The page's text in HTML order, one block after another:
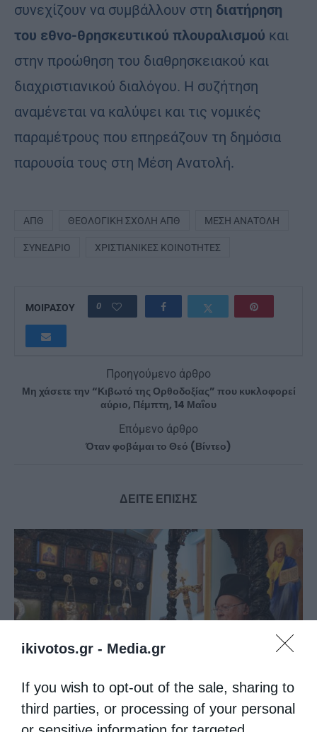
ikivotos.gr - Media.gr
If you wish to opt-out of the sale, sharing to
third parties, or processing of your personal
συνεχίζουν να συμβάλλουν στη διατήρηση
του εθνο-θρησκευτικού πλουραλισμού και
στην προώθηση του διαθρησκειακού και
διαχριστιανικού διαλόγου. Η συζήτηση
αναμένεται να καλύψει και τις νομικές
παραμέτρους που επηρεάζουν τη δημόσια
παρουσία τους στη Μέση Ανατολή.
ΑΠΘ ΘΕΟΛΟΓΙΚΉ ΣΧΟΛΉ ΑΠΘ ΜΈΣΗ ΑΝΑΤΟΛΉ
ΣΥΝΈΔΡΙΟ ΧΡΙΣΤΙΑΝΙΚΈΣ ΚΟΙΝΌΤΗΤΕΣ
ΜΟΙΡΑΣΟΥ 0
Προηγούμενο άρθρο
Μη χάσετε την “Κιβωτό της Ορθοδοξίας” που κυκλοφορεί
αύριο, Πέμπτη, 14 Μαΐου
Επόμενο άρθρο
Όταν φοβάμαι το Θεό (Βίντεο)
ΔΕΙΤΕ ΕΠΙΣΗΣ
Οικ. Πατριάρχης: “Εντός του Ναού, μαθαίνουμε να
βλέπουμε...